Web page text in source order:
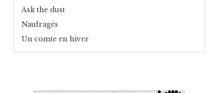
Ask the dust
Naufragés
Un comte en hiver